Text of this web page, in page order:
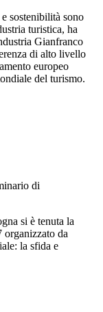
sostenibilità sono
turistica, ha
Gianfranco
di alto livello
europeo
del turismo.
di
si è tenuta la
organizzato da
la sfida e